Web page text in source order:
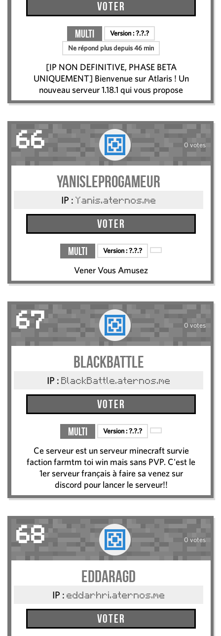
Voter
Multi Version :?.?.?
Ne répond plus depuis 46 min
[IP NON DEFINITIVE, PHASE BETA
UNIQUEMENT] Bienvenue sur Atlaris ! Un
nouveau serveur 1.18.1 qui vous propose
66 0 votes
YanisLeProGameur
IP : Yanis.aternos.me
Voter
Multi Version :?.?.?
Vener Vous Amusez
67 0 votes
BlackBattle
IP : BlackBattle.aternos.me
Voter
Multi Version :?.?.?
Ce serveur est un serveur minecraft survie
faction farmtm toi win mais sans PVP. C'est le
1er serveur français à faire sa venez sur
discord pour lancer le serveur!!
68 0 votes
Eddaragd
IP : eddarhri.aternos.me
Voter